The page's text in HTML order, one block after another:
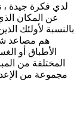
عن المكان
هم مصاعد
الأطباق أو
المختلفة من
مجموعة من